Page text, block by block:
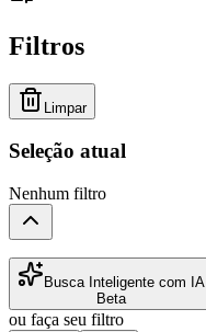
Filtros
Limpar
Seleção atual
Nenhum filtro
Busca Inteligente com IA
Beta
ou faça seu filtro